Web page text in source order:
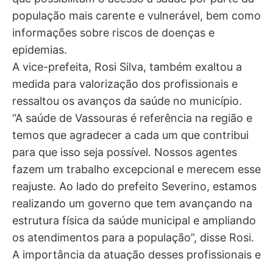
população mais carente e vulnerável, bem como
informações sobre riscos de doenças e
epidemias.
A vice-prefeita, Rosi Silva, também exaltou a
medida para valorização dos profissionais e
ressaltou os avanços da saúde no município.
“A saúde de Vassouras é referência na região e
temos que agradecer a cada um que contribui
para que isso seja possível. Nossos agentes
fazem um trabalho excepcional e merecem esse
reajuste. Ao lado do prefeito Severino, estamos
realizando um governo que tem avançando na
estrutura física da saúde municipal e ampliando
os atendimentos para a população”, disse Rosi.
A importância da atuação desses profissionais e